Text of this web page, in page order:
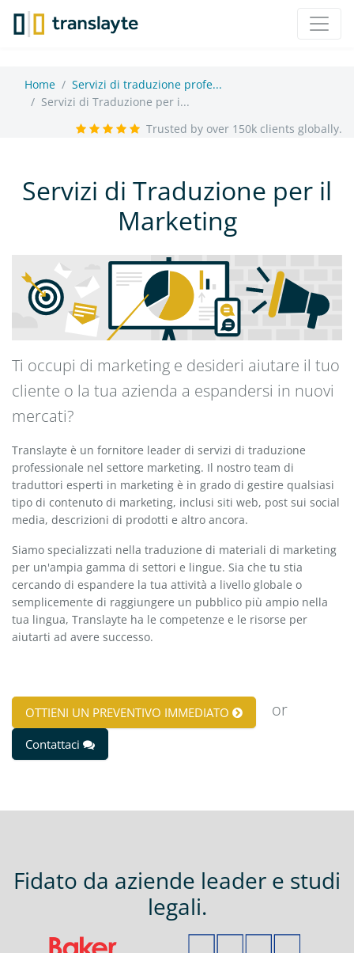
Home
Servizi di traduzione profe...
Servizi di Traduzione per i...
Trusted by over 150k clients globally.
Servizi di Traduzione per il
Marketing
Ti occupi di marketing e desideri aiutare il tuo
cliente o la tua azienda a espandersi in nuovi
mercati?
Translayte è un fornitore leader di servizi di traduzione
professionale nel settore marketing. Il nostro team di
traduttori esperti in marketing è in grado di gestire qualsiasi
tipo di contenuto di marketing, inclusi siti web, post sui social
media, descrizioni di prodotti e altro ancora.
Siamo specializzati nella traduzione di materiali di marketing
per un'ampia gamma di settori e lingue. Sia che tu stia
cercando di espandere la tua attività a livello globale o
semplicemente di raggiungere un pubblico più ampio nella
tua lingua, Translayte ha le competenze e le risorse per
aiutarti ad avere successo.
OTTIENI UN PREVENTIVO IMMEDIATO or
Contattaci
Fidato da aziende leader e studi
legali.